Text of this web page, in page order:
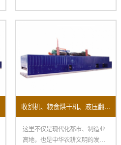
收割机、粮食烘干机、液压翻转犁、脱粒机……涵盖农事全环节 “郑州造”一键打包
这里不仅是现代化都市、制造业
高地，也是中华农耕文明的发祥